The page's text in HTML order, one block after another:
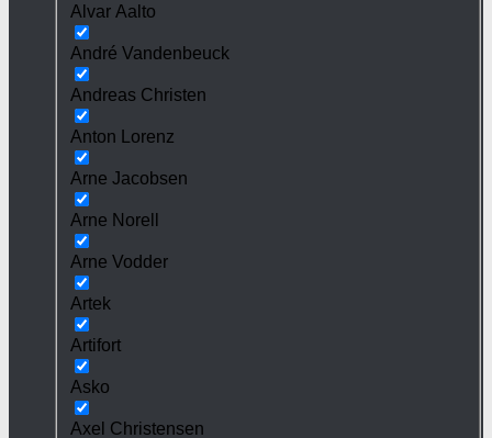
Alvar Aalto
André Vandenbeuck
Andreas Christen
Anton Lorenz
Arne Jacobsen
Arne Norell
Arne Vodder
Artek
Artifort
Asko
Axel Christensen